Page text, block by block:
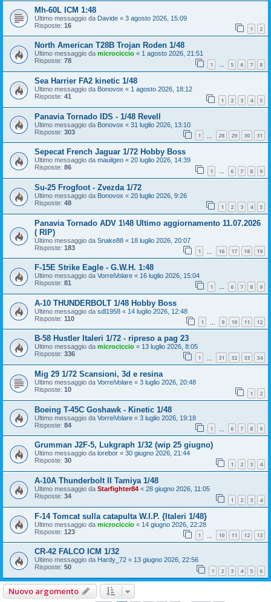
Mh-60L ICM 1:48
Ultimo messaggio da Davide « 3 agosto 2026, 15:09
Risposte: 16 1 2
North American T28B Trojan Roden 1/48
Ultimo messaggio da microciccio « 1 agosto 2026, 21:51
Risposte: 78 1 … 5 6 7 8
Sea Harrier FA2 kinetic 1/48
Ultimo messaggio da Bonovox « 1 agosto 2026, 18:12
Risposte: 41 1 2 3 4 5
Panavia Tornado IDS - 1/48 Revell
Ultimo messaggio da Bonovox « 31 luglio 2026, 13:10
Risposte: 303 1 28 29 30 31
Sepecat French Jaguar 1/72 Hobby Boss
Ultimo messaggio da mauilgeo « 20 luglio 2026, 14:39
Risposte: 86 1 … 6 7 8 9
Su-25 Frogfoot - Zvezda 1/72
Ultimo messaggio da Bonovox « 20 luglio 2026, 9:26
Risposte: 48 1 2 3 4 5
Panavia Tornado ADV 1\48 Ultimo aggiornamento 11.07.2026
( RIP)
Ultimo messaggio da Snake88 « 18 luglio 2026, 20:07
Risposte: 183 1 16 17 18 19
F-15E Strike Eagle - G.W.H. 1:48
Ultimo messaggio da VorreiVolare « 16 luglio 2026, 15:04
Risposte: 81 1 … 6 7 8 9
A-10 THUNDERBOLT 1/48 Hobby Boss
Ultimo messaggio da sdl1958 « 14 luglio 2026, 12:48
Risposte: 110 1 9 10 11 12
B-58 Hustler Italeri 1/72 - ripreso a pag 23
Ultimo messaggio da microciccio « 13 luglio 2026, 8:05
Risposte: 336 1 31 32 33 34
Mig 29 1/72 Scansioni, 3d e resina
Ultimo messaggio da VorreiVolare « 3 luglio 2026, 20:48
Risposte: 10 1 2
Boeing T-45C Goshawk - Kinetic 1/48
Ultimo messaggio da VorreiVolare « 3 luglio 2026, 19:18
Risposte: 84 1 6 7 8 9
Grumman J2F-5, Lukgraph 1/32 (wip 25 giugno)
Ultimo messaggio da lorebor « 30 giugno 2026, 21:44
Risposte: 30 1 2 3 4
A-10A Thunderbolt II Tamiya 1/48
Ultimo messaggio da Starfighter84 « 28 giugno 2026, 11:05
Risposte: 34 1 2 3 4
F-14 Tomcat sulla catapulta W.I.P. {Italeri 1/48}
Ultimo messaggio da microciccio « 14 giugno 2026, 22:28
Risposte: 123 1 10 11 12 13
CR-42 FALCO ICM 1/32
Ultimo messaggio da Hardy_72 « 13 giugno 2026, 22:56
Risposte: 50 1 2 3 4 5 6
Nuovo argomento